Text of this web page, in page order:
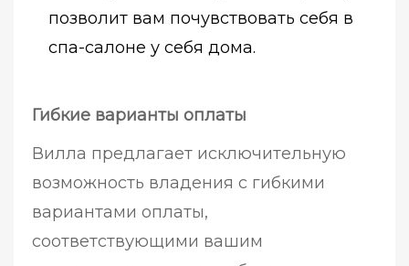
позволит вам почувствовать себя в
спа-салоне у себя дома.
Гибкие варианты оплаты
Вилла предлагает исключительную
возможность владения с гибкими
вариантами оплаты,
соответствующими вашим